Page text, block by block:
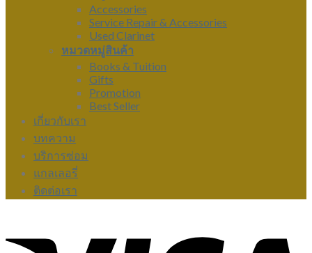
Accessories
Service Repair & Accessories
Used Clarinet
หมวดหมู่สินค้า
Books & Tuition
Gifts
Promotion
Best Seller
เกี่ยวกับเรา
บทความ
บริการซ่อม
แกลเลอรี่
ติดต่อเรา